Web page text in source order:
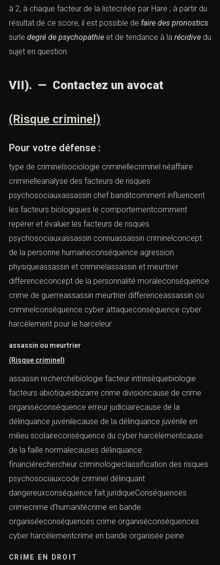
à 2, à chaque facteur de la listecréée par Hare ; à partir du
résultat de ce score, il est possible de faire des pronostics
surle degré de psychopathie et de tendance à la récidive du
sujet en question.
VII). — Contactez un avocat
(Risque criminel)
Pour votre défense :
type de criminelsociologie criminellecriminel néaffaire
criminelleanalyse des facteurs de risques
psychosociauxassassin chef banditcomment influencent
les facteurs biologiques le comportementcomment
repérer et évaluer les facteurs de risques
psychosociauxassassin connuassassin criminelconcept
de la personne humaineconséquence agression
physiqueassassin et criminelassassin et meurtrier
differenceconcept de la personnalité moraleconséquence
crime de guerreassassin meurtrier differenceassassin ou
criminelconséquence cyber attaqueconséquence cyber
harcèlement pour le harceleur
assassin ou meurtrier
(Risque criminel)
assassin recherchébiologie facteur intrinsèquebiologie
facteurs abiotiquesbizarre crime divisioncause de crime
organiséconséquence erreur judiciairecause de la
délinquance juvénilecause de la délinquance juvénile en
milieu scolaireconséquence du cyber harcèlementcause
de la faille normalecauses délinquance
financièrechercheur criminologieclassification des risques
psychosociauxcode criminel délinquant
dangereuxconséquence fait juridiqueConséquences
crimecrime d’humanitécrime en bande
organiséeconséquences crime organiséconséquences
cyber harcèlementcrime en bande organisée peine
CRIME EN DROIT